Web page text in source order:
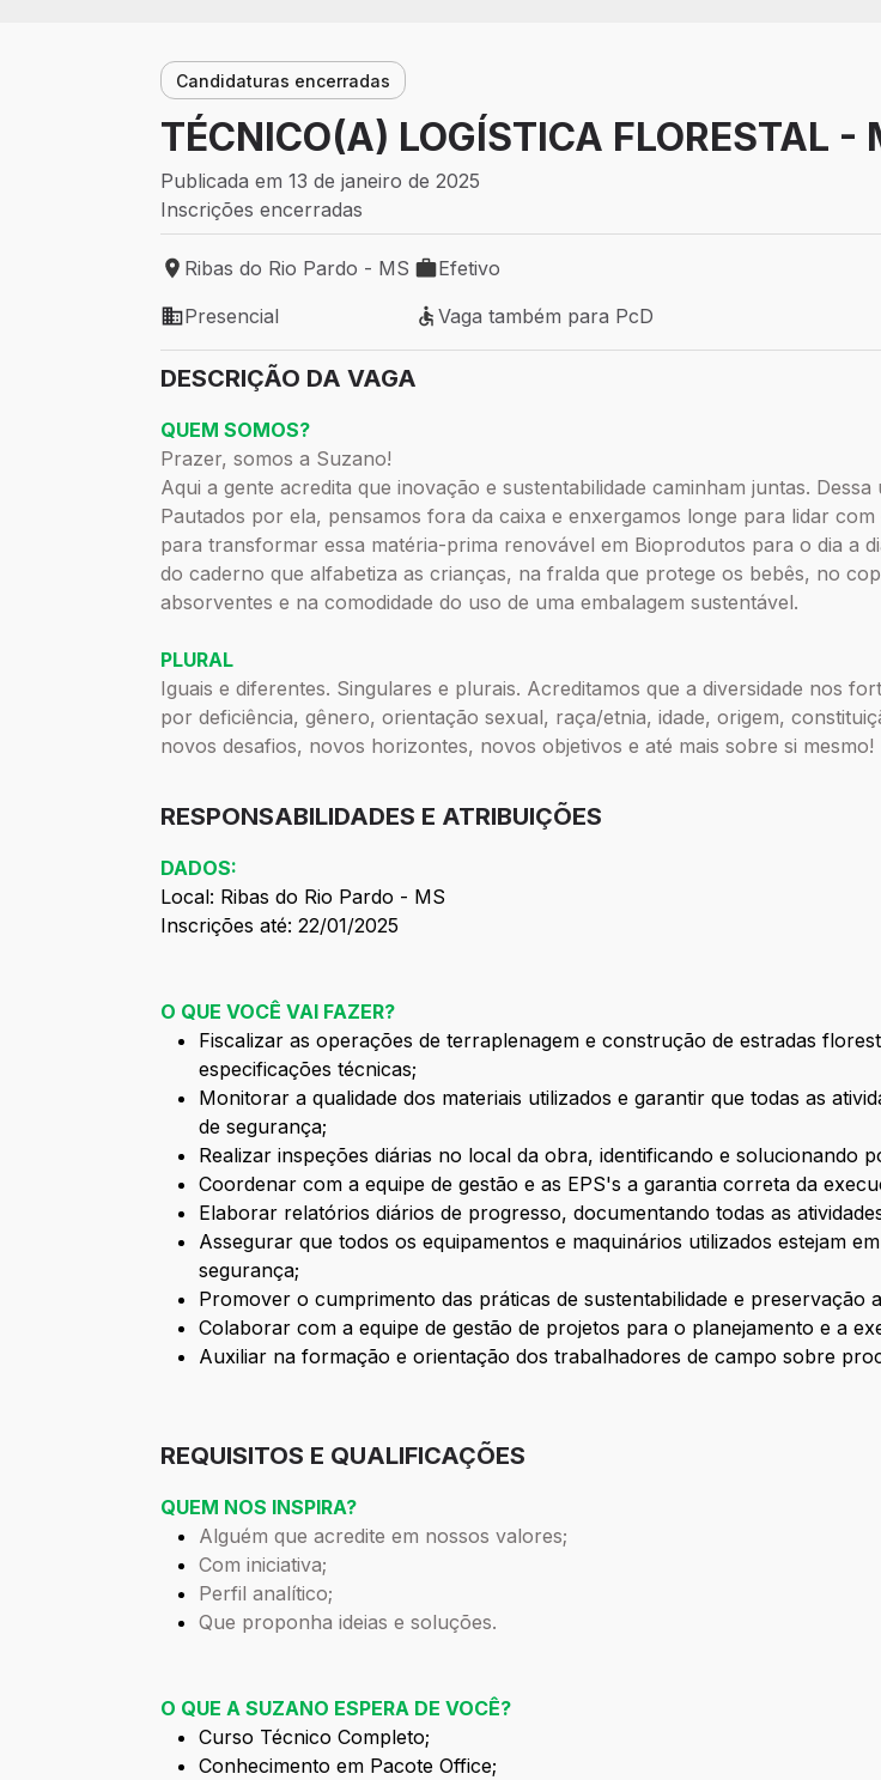
Candidaturas encerradas
TÉCNICO(A) LOGÍSTICA FLORESTAL
Publicada em 13 de janeiro de 2025
Inscrições encerradas
Local de trabalho: Ribas do Rio Pardo - MS
Ribas do Rio Pardo - MS
Tipo de vaga: Efetivo
Efetivo
Modelo de trabalho: Presencial
Presencial
Vaga também para PcD
Vaga também para PcD
DESCRIÇÃO DA VAGA
QUEM SOMOS?
Prazer, somos a Suzano!
Aqui a gente acredita que inovação e sustentabilidade caminham juntas.
Pautados por ela, pensamos fora da caixa e enxergamos longe para lidar
para transformar essa matéria-prima renovável em Bioprodutos para o dia a
do caderno que alfabetiza as crianças, na fralda que protege os bebês, no
absorventes e na comodidade do uso de uma embalagem sustentável.
PLURAL
Iguais e diferentes. Singulares e plurais. Acreditamos que a diversidade nos
por deficiência, gênero, orientação sexual, raça/etnia, idade, origem,
novos desafios, novos horizontes, novos objetivos e até mais sobre si mesmo!
RESPONSABILIDADES E ATRIBUIÇÕES
DADOS:
Local: Ribas do Rio Pardo - MS
Inscrições até: 22/01/2025
O QUE VOCÊ VAI FAZER?
Fiscalizar as operações de terraplenagem e construção de estradas
especificações técnicas;
Monitorar a qualidade dos materiais utilizados e garantir que todas as
de segurança;
Realizar inspeções diárias no local da obra, identificando e solucionando
Coordenar com a equipe de gestão e as EPS's a garantia correta da
Elaborar relatórios diários de progresso, documentando todas as
Assegurar que todos os equipamentos e maquinários utilizados estejam
segurança;
Promover o cumprimento das práticas de sustentabilidade e preservação
Colaborar com a equipe de gestão de projetos para o planejamento e a
Auxiliar na formação e orientação dos trabalhadores de campo sobre
REQUISITOS E QUALIFICAÇÕES
QUEM NOS INSPIRA?
Alguém que acredite em nossos valores;
Com iniciativa;
Perfil analítico;
Que proponha ideias e soluções.
O QUE A SUZANO ESPERA DE VOCÊ?
Curso Técnico Completo;
Conhecimento em Pacote Office;